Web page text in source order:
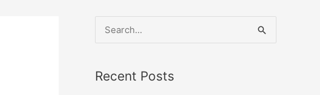
e
rRecent Posts